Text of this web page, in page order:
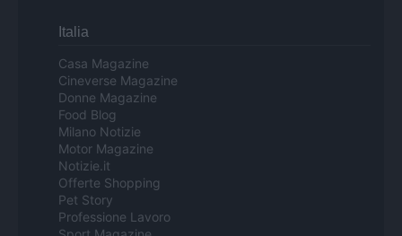
Italia
Casa Magazine
Cineverse Magazine
Donne Magazine
Food Blog
Milano Notizie
Motor Magazine
Notizie.it
Offerte Shopping
Pet Story
Professione Lavoro